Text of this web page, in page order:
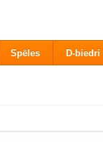
Spēles D-biedri